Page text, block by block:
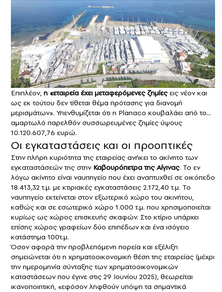
Επιπλέον, η «εταιρεία έχει μεταφερόμενες ζημίεςεις νέον και
ως εκ τούτου δεν τίθεται θέμα πρότασης για διανομή
μερισμάτων». Υπενθυμίζεται ότι η Planaco κουβαλάει από το…
αμαρτωλό παρελθόν συσσωρευμένες ζημίες ύψους
10.120.607,76 ευρώ.
Οι εγκαταστάσεις και οι προοπτικές
Στην πλήρη κυριότητα της εταιρείας ανήκει το ακίνητο των
εγκαταστάσεών της στηνΚαβουρόπετρα της Αίγινας. Το εν
λόγω ακίνητο είναι ναυπηγείο που έχει αναπτυχθεί σε οικόπεδο
18.413,32 τ.μ. με κτιριακές εγκαταστάσεις 2.172,40 τ.μ. Το
ναυπηγείο εκτείνεται στον εξωτερικό χώρο του ακινήτου,
καθώς και σε εσωτερικό χώρο 1.000 τ.μ. που χρησιμοποιείται
κυρίως ως χώρος επισκευής σκαφών. Στο κτίριο υπάρχει
επίσης χώρος γραφείων δύο επιπέδων και ένα ισόγειο
κατάστημα 100τ.μ.
Όσον αφορά την προβλεπόμενη πορεία και εξέλιξη
σημειώνεται ότι η χρηματοοικονομική θέση της εταιρείας (μέχρι
την ημερομηνία σύνταξης των χρηματοοικονομικών
καταστάσεων που έγινε στις 29 Ιουνίου 2025), θεωρείται
ικανοποιητική, «εφόσον ληφθούν υπόψη τα σημαντικά